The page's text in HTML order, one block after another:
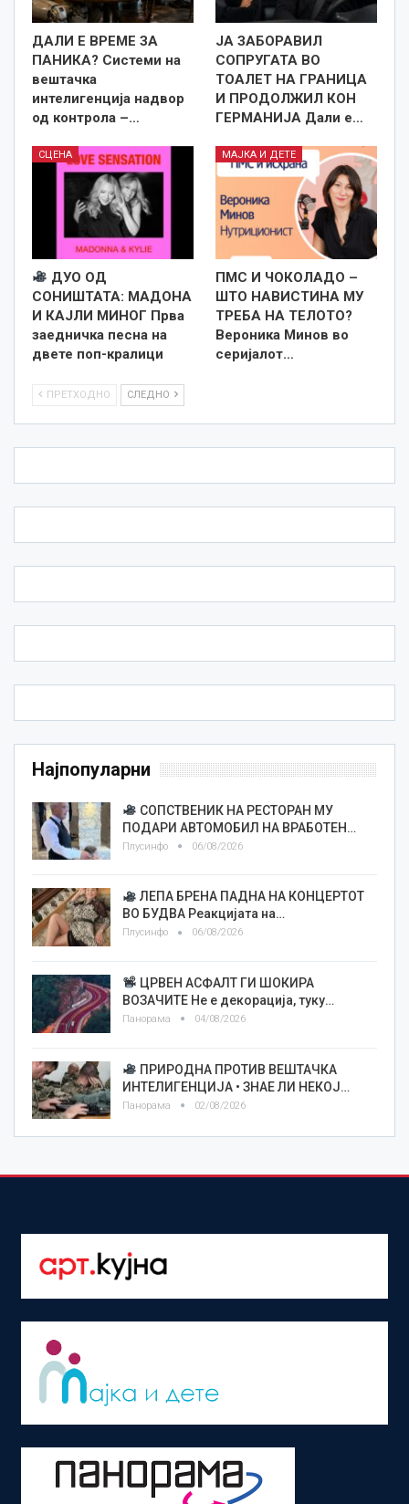
ДАЛИ Е ВРЕМЕ ЗА
ПАНИКА? Системи на
вештачка
интелигенција надвор
од контрола –…
ЈА ЗАБОРАВИЛ
СОПРУГАТА ВО
ТОАЛЕТ НА ГРАНИЦА
И ПРОДОЛЖИЛ КОН
ГЕРМАНИЈА Дали е…
СЦЕНА
ДУО ОД
СОНИШТАТА: МАДОНА
И КАЈЛИ МИНОГ Прва
заедничка песна на
двете поп-кралици
МАЈКА И ДЕТЕ
ПМС И ЧОКОЛАДО –
ШТО НАВИСТИНА МУ
ТРЕБА НА ТЕЛОТО?
Вероника Минов во
серијалот…
ПРЕТХОДНО СЛЕДНО
Најпопуларни
СОПСТВЕНИК НА РЕСТОРАН МУ
ПОДАРИ АВТОМОБИЛ НА ВРАБОТЕН…
Плусинфо 06/08/2026
ЛЕПА БРЕНА ПАДНА НА КОНЦЕРТОТ
ВО БУДВА Реакцијата на…
Плусинфо 06/08/2026
ЦРВЕН АСФАЛТ ГИ ШОКИРА
ВОЗАЧИТЕ Не е декорација, туку…
Панорама 04/08/2026
ПРИРОДНА ПРОТИВ ВЕШТАЧКА
ИНТЕЛИГЕНЦИЈА • ЗНАЕ ЛИ НЕКОЈ…
Панорама 02/08/2026